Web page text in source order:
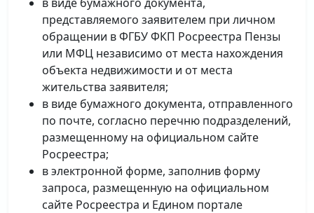
представляемого заявителем при личном
обращении в ФГБУ ФКП Росреестра Пензы
или МФЦ независимо от места нахождения
объекта недвижимости и от места
жительства заявителя;
в виде бумажного документа, отправленного
по почте, согласно перечню подразделений,
размещенному на официальном сайте
Росреестра;
в электронной форме, заполнив форму
запроса, размещенную на официальном
сайте Росреестра и Едином портале